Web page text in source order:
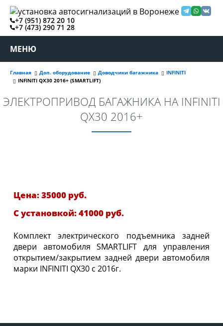
+7 (951) 872 20 10
+7 (473) 290 71 28
МЕНЮ
Главная Доп. оборудование Доводчики багажника
INFINITI
INFINITI QX30 2016+ (SMARTLIFT)
ЭЛЕКТРОПРИВОД БАГАЖНИКА НА INFINITI
QX30 2016+
Цена: 35000 руб.
С установкой: 41000 руб.
Комплект электрического подъемника задней
двери автомобиля SMARTLIFT для управления
открытием/закрытием задней двери автомобиля
марки INFINITI QX30 c 2016г.